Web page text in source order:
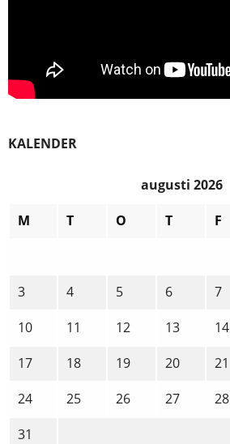
KALENDER
augusti 2026
M
T O T F
3
4 5 6 7
10
11 12 13 14
17
18 19 20 21
24
25 26 27 28
31